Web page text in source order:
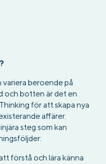
beroende på
och botten är det en
för att skapa nya
affärer.
steg som kan
förstå och lära känna